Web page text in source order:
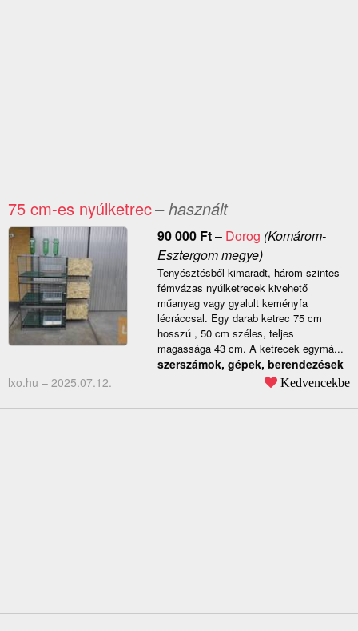
75 cm-es nyúlketrec– használt
90 000 Ft– Dorog (Komárom-
Esztergom megye)
Tenyésztésből kimaradt, három szintes
fémvázas nyúlketrecek kivehető
műanyag vagy gyalult keményfa
lécráccsal. Egy darab ketrec 75 cm
hosszú , 50 cm széles, teljes
magassága 43 cm. A ketrecek egymá...
szerszámok, gépek, berendezések
lxo.hu – 2025.07.12. Kedvencekbe